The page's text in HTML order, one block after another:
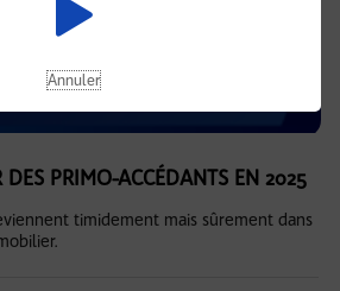
DES PRIMO-ACCÉDANTS EN 2025
timidement mais sûrement dans
Annuler